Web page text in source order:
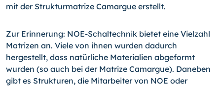
mit der Strukturmatrize Camargue erstellt.
Zur Erinnerung: NOE-Schaltechnik bietet eine Vielzahl
Matrizen an. Viele von ihnen wurden dadurch
hergestellt, dass natürliche Materialien abgeformt
wurden (so auch bei der Matrize Camargue). Daneben
gibt es Strukturen, die Mitarbeiter von NOE oder